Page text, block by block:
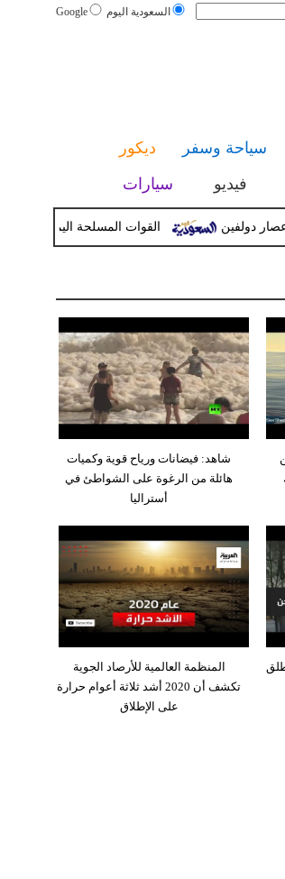
السعودية اليوم Google
سياحة وسفر
ديكور
فيديو سيارات
القوات المسلحة اليمنية تعلن تنفيذ
شاهد: فيضانات ورياح قوية وكميات
هائلة من الرغوة على الشواطئ في
أستراليا
المنظمة العالمية للأرصاد الجوية
تكشف أن 2020 أشد ثلاثة أعوام حرارة
على الإطلاق